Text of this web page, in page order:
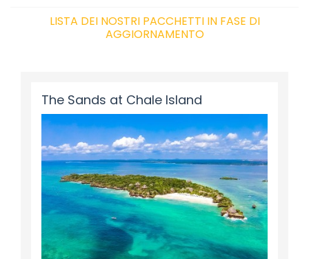
LISTA DEI NOSTRI PACCHETTI IN FASE DI
AGGIORNAMENTO
The Sands at Chale Island